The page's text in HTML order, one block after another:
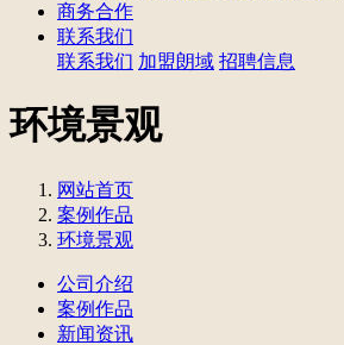
商务合作
联系我们
联系我们 加盟朗域 招聘信息
环境景观
网站首页
案例作品
环境景观
公司介绍
案例作品
新闻资讯